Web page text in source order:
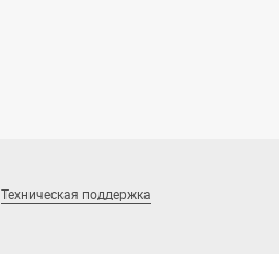
Техническая поддержка